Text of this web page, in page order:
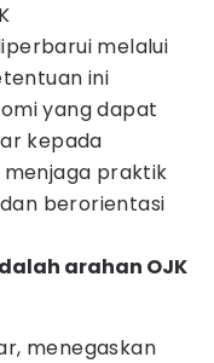
melalui
ini
yang dapat
kepada
praktik
berorientasi
arahan OJK
menegaskan